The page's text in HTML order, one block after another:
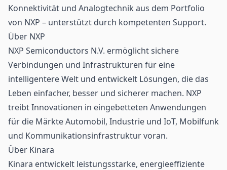
Konnektivität und Analogtechnik aus dem Portfolio
von NXP – unterstützt durch kompetenten Support.
Über NXP
NXP Semiconductors N.V. ermöglicht sichere
Verbindungen und Infrastrukturen für eine
intelligentere Welt und entwickelt Lösungen, die das
Leben einfacher, besser und sicherer machen. NXP
treibt Innovationen in eingebetteten Anwendungen
für die Märkte Automobil, Industrie und IoT, Mobilfunk
und Kommunikationsinfrastruktur voran.
Über Kinara
Kinara entwickelt leistungsstarke, energieeffiziente